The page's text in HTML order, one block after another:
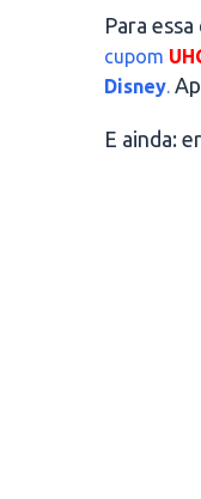
Para
cupom
Disney.
E ainda: